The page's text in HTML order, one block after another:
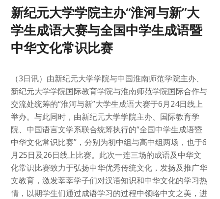
新纪元大学学院主办“淮河与新”大
学生成语大赛与全国中学生成语暨
中华文化常识比赛
（3日讯）由新纪元大学学院与中国淮南师范学院主办、
新纪元大学学院国际教育学院与淮南师范学院国际合作与
交流处统筹的“淮河与新”大学生成语大赛于6月24日线上
举办。与此同时，由新纪元大学学院主办、国际教育学
院、中国语言文学系联合统筹执行的“全国中学生成语暨
中华文化常识比赛”，分别为初中组与高中组两场，也于6
月25日及26日线上比赛。此次一连三场的成语及中华文
化常识比赛致力于弘扬中华优秀传统文化，发扬及推广华
文教育，激发莘莘学子们对汉语知识和中华文化的学习热
情，以期学生们通过成语学习的过程中领略中文之美，进